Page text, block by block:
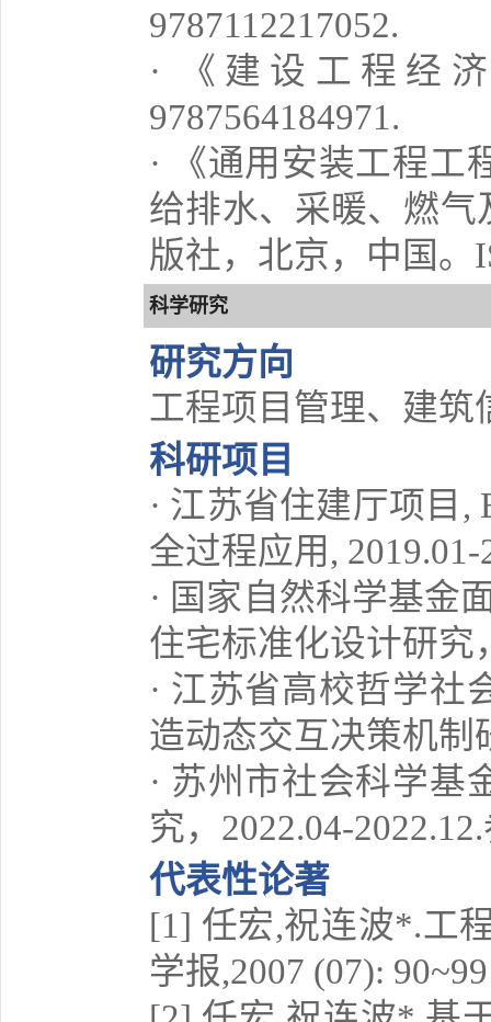
9787112217052.
· 《建设工程经
9787564184971.
· 《通用安装工程工
给排水、采暖、燃
版社，北京，中国。
科学研究
研究方向
工程项目管理、建筑
科研项目
· 江苏省住建厅项目
全过程应用, 2019.01-
· 国家自然科学基金
住宅标准化设计研究
· 江苏省高校哲学社
造动态交互决策机制
· 苏州市社会科学基
究，2022.04-
代表性论著
[1] 任宏,祝连波*.工
学报,2007 (07): 90~99